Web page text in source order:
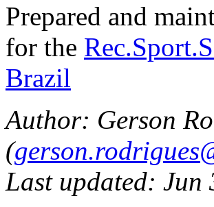
Prepared and
for the
Brazil
Author: Gerson
(
Last updated: Jun